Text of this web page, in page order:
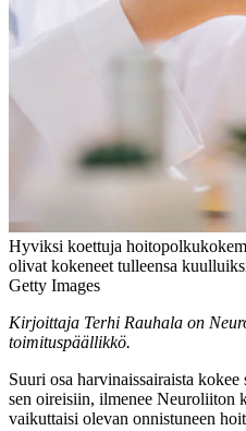
Hyviksi koettuja
olivat kokeneet tulleensa
Getty Images
Kirjoittaja Terhi Rauhala on
toimituspäällikkö.
Suuri osa harvinaissairaista kokee
sen oireisiin, ilmenee Neuroliiton
vaikuttaisi olevan onnistuneen